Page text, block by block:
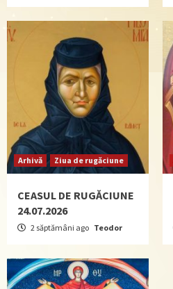
Arhivă Ziua de rugăciune
CEASUL DE RUGĂCIUNE
24.07.2026
2 săptămâni ago Teodor